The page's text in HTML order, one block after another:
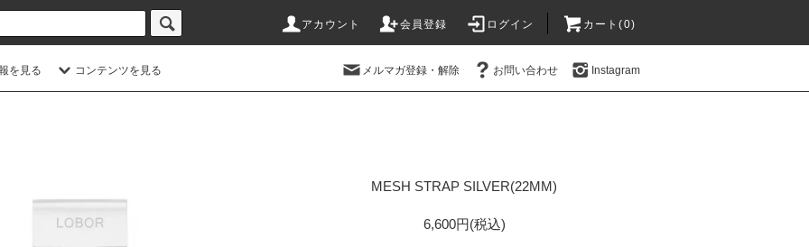
アカウント 会員登録 ログイン カート(0)
を見る コンテンツを見る メルマガ登録・解除 お問い合わせ Instagram
MESH STRAP SILVER(22MM)
6,600円(税込)